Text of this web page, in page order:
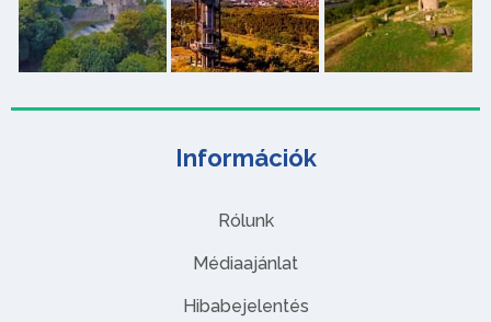
Információk
Rólunk
Médiaajánlat
Hibabejelentés